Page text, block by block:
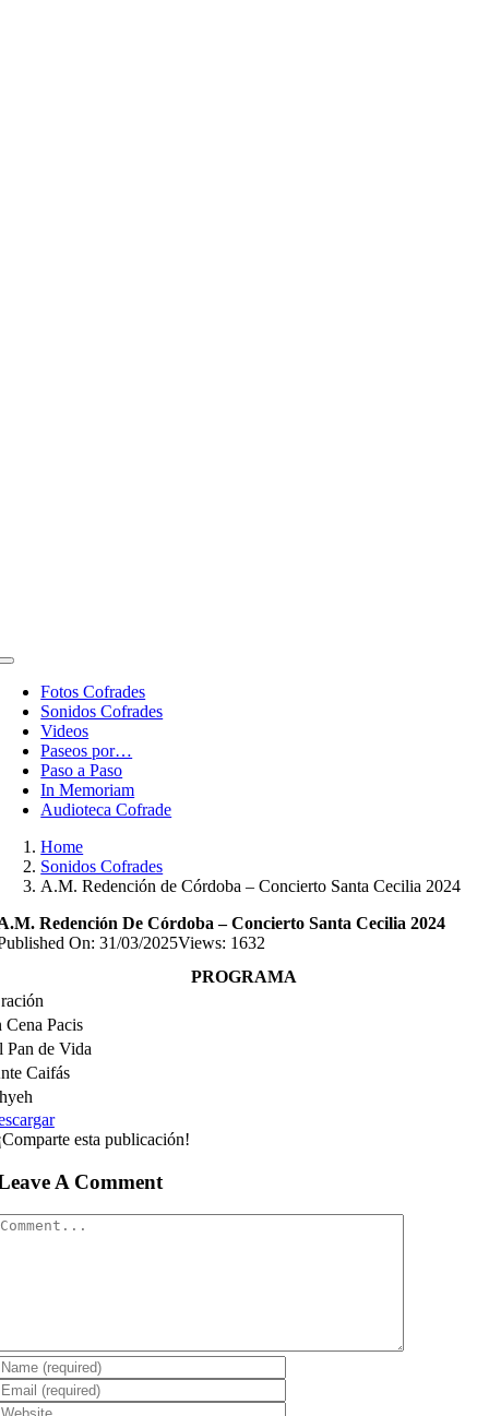
Toggle
NavigationFotos Cofrades
Sonidos Cofrades
Videos
Paseos por…
Paso a Paso
In Memoriam
Audioteca Cofrade
Home
Sonidos Cofrades
A.M. Redención de Córdoba – Concierto Santa Cecilia 2024
Redención De Córdoba – Concierto Santa Cecilia 2024
On: 31/03/2025Views: 1632
PROGRAMA
Cena Pacis
Pan de Vida
Caifás
esta publicación!
A Comment